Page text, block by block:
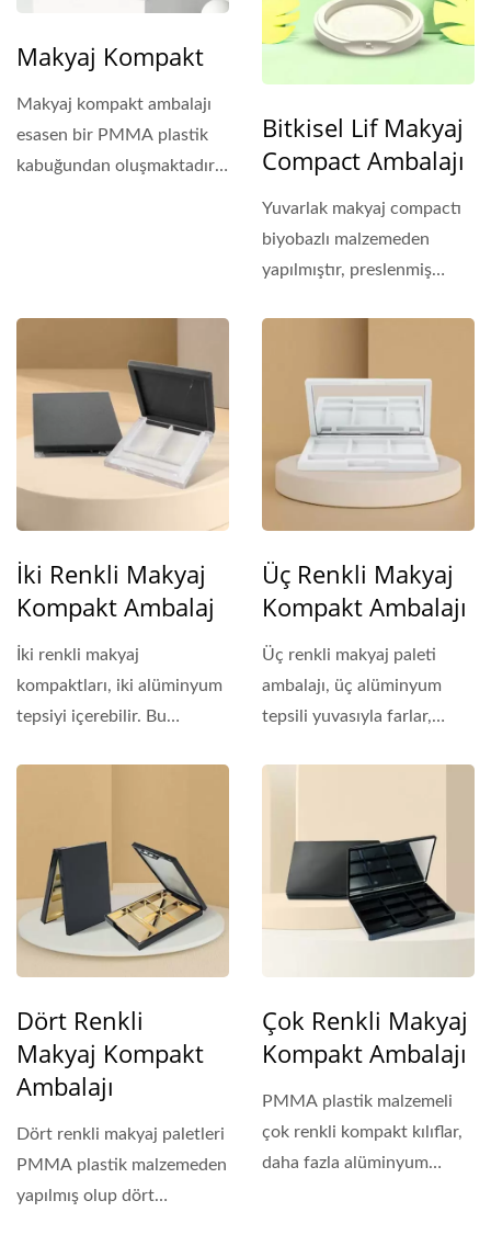
Makyaj Kompakt
Makyaj kompakt ambalajı
esasen bir PMMA plastik
kabuğundan oluşmaktadır.
Bitkisel Lif Makyaj
Compact Ambalajı
Yuvarlak makyaj compactı
biyobazlı malzemeden
yapılmıştır, preslenmiş
İki Renkli Makyaj
Kompakt Ambalaj
İki renkli makyaj
kompaktları, iki alüminyum
tepsiyi içerebilir. Bu
Üç Renkli Makyaj
Kompakt Ambalajı
Üç renkli makyaj paleti
ambalajı, üç alüminyum
tepsili yuvasıyla farlar,
Dört Renkli
Makyaj Kompakt
Ambalajı
Dört renkli makyaj paletleri
PMMA plastik malzemeden
yapılmış olup dört
Çok Renkli Makyaj
Kompakt Ambalajı
PMMA plastik malzemeli
çok renkli kompakt kılıflar,
daha fazla alüminyum